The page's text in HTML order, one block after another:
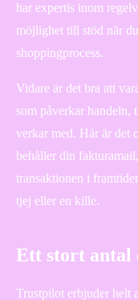
har expertis inom
möjlighet till stöd när
shoppingprocess.
Vidare är det bra att
som påverkar handeln,
verkar med. Här är det
behåller din
transaktionen i
tjej eller en kille.
Ett stort
Trustpilot erbjuder helt